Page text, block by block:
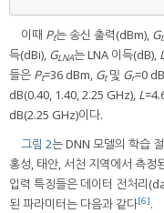
이때 Pt는 송신 출력(dBm), Gt
득(dBi), GLNA는 LNA 이득(dB),
들은 Pt=36 dBm, Gt및 Gr=0
dB(0.40, 1.40, 2.25 GHz), L
dB(2.25 GHz)이다.
그림 2는 DNN 모델의 학습
홍성, 태안, 서천 지역에서 측정
입력 특징들은 데이터 전처리
된 파라미터는 다음과 같다[6].